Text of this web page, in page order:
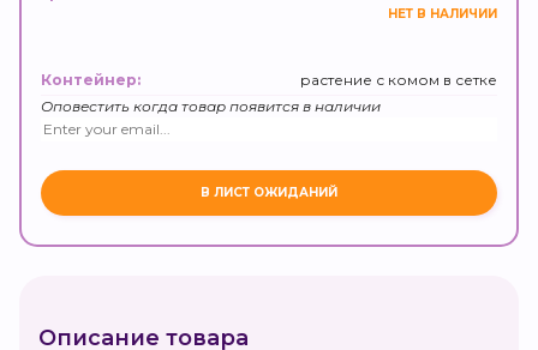
НЕТ В НАЛИЧИИ
Контейнер:
растение с комом в сетке
Оповестить когда товар появится в наличии
Описание товара